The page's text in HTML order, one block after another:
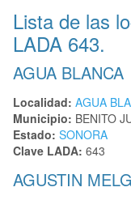
Lista de las
LADA 643.
AGUA BLANCA
Localidad: AGUA
Municipio: BENITO
Estado: SONORA
Clave LADA: 643
AGUSTIN